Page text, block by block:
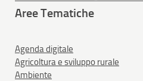
Aree Tematiche
Agenda digitale
Agricoltura e sviluppo rurale
Ambiente